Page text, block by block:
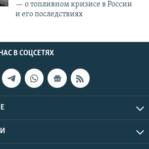
— о топливном кризисе в России
и его последствиях
В СОЦСЕТЯХ